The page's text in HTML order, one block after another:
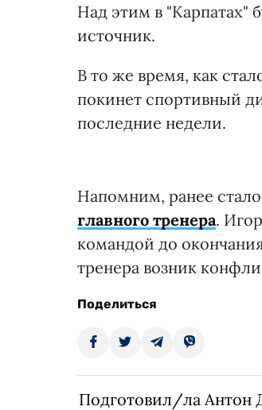
Над этим в "Карпатах"
источник.
В то же время, как
покинет спортивный
последние недели.
Напомним, ранее стало
главного тренера.
командой до
тренера возник
Поделиться
Подготовил/ла Антон